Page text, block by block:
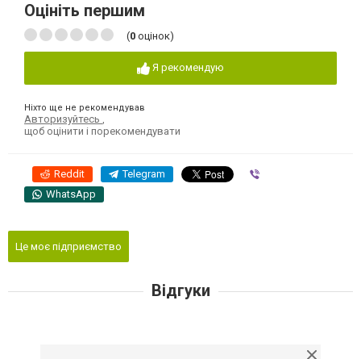
Оцініть першим
(0 оцінок)
Я рекомендую
Ніхто ще не рекомендував
Авторизуйтесь
щоб оцінити і порекомендувати
Reddit Telegram
WhatsApp
Це моє підприємство
Відгуки